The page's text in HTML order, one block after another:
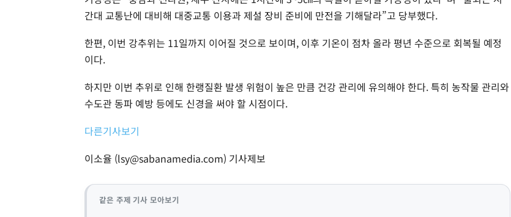
간대 교통난에 대비해 대중교통 이용과 제설 장비 준비에 만전을 기해달라”고 당부했다.
한편, 이번 강추위는 11일까지 이어질 것으로 보이며, 이후 기온이 점차 올라 평년 수준으로 회복될 예정
이다.
하지만 이번 추위로 인해 한랭질환 발생 위험이 높은 만큼 건강 관리에 유의해야 한다. 특히 농작물 관리와
수도관 동파 예방 등에도 신경을 써야 할 시점이다.
다른기사보기
이소율 (lsy@sabanamedia.com) 기사제보
같은 주제 기사 모아보기